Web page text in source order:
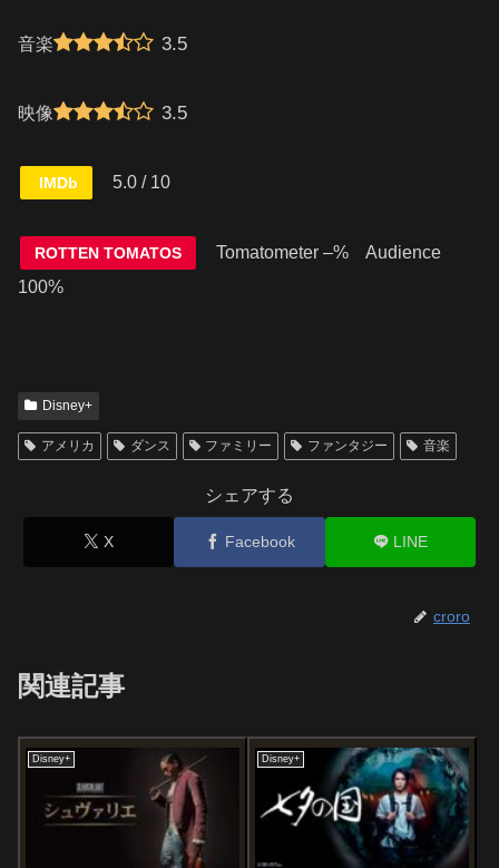
音楽 3.5
映像 3.5
IMDb 5.0 / 10
ROTTEN TOMATOS
Tomatometer –% Audience
100%
Disney+
アメリカ ダンス ファミリー ファンタジー 音楽
シェアする
X Facebook LINE
croro
関連記事
Disney+ Disney+